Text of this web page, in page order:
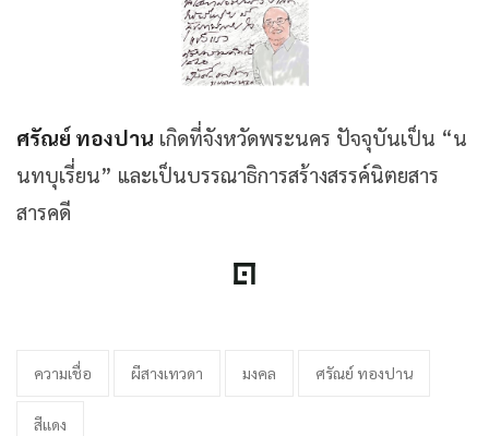
ศรัณย์ ทองปาน เกิดที่จังหวัดพระนคร ปัจจุบันเป็น “น
นทบุเรี่ยน” และเป็นบรรณาธิการสร้างสรรค์นิตยสาร
สารคดี
ความเชื่อ ผีสางเทวดา มงคล ศรัณย์ ทองปาน
สีแดง